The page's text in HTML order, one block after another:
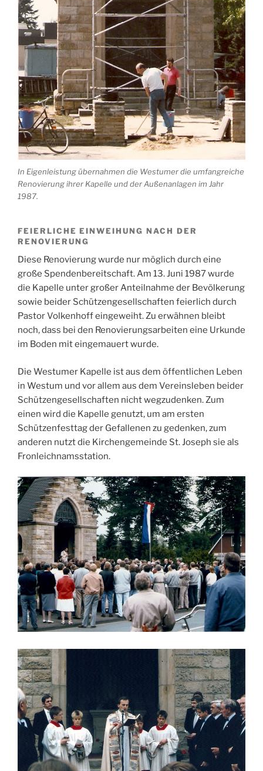
In Eigenleistung übernahmen die Westumer die umfangreiche
Renovierung ihrer Kapelle und der Außenanlagen im Jahr
1987.
FEIERLICHE EINWEIHUNG NACH DER
RENOVIERUNG
Diese Renovierung wurde nur möglich durch eine
große Spendenbereitschaft. Am 13. Juni 1987 wurde
die Kapelle unter großer Anteilnahme der Bevölkerung
sowie beider Schützengesellschaften feierlich durch
Pastor Volkenhoff eingeweiht. Zu erwähnen bleibt
noch, dass bei den Renovierungsarbeiten eine Urkunde
im Boden mit eingemauert wurde.
Die Westumer Kapelle ist aus dem öffentlichen Leben
in Westum und vor allem aus dem Vereinsleben beider
Schützengesellschaften nicht wegzudenken. Zum
einen wird die Kapelle genutzt, um am ersten
Schützenfesttag der Gefallenen zu gedenken, zum
anderen nutzt die Kirchengemeinde St. Joseph sie als
Fronleichnamsstation.